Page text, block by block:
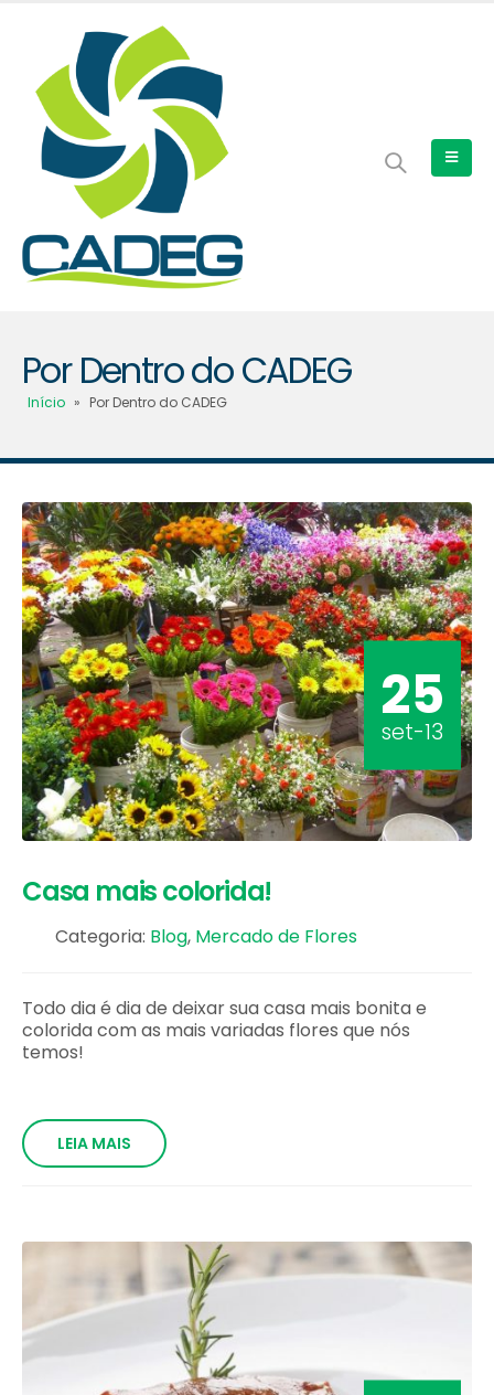
Por Dentro do CADEG
Início » Por Dentro do CADEG
25
set-13
Casa mais colorida!
Categoria: Blog, Mercado de Flores
Todo dia é dia de deixar sua casa mais bonita e
colorida com as mais variadas flores que nós
temos!
LEIA MAIS